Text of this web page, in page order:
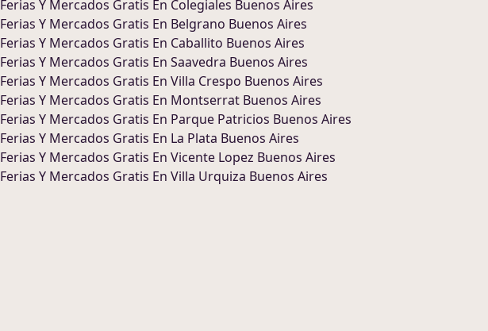
Ferias Y Mercados Gratis En Colegiales Buenos Aires
Ferias Y Mercados Gratis En Belgrano Buenos Aires
Ferias Y Mercados Gratis En Caballito Buenos Aires
Ferias Y Mercados Gratis En Saavedra Buenos Aires
Ferias Y Mercados Gratis En Villa Crespo Buenos Aires
Ferias Y Mercados Gratis En Montserrat Buenos Aires
Ferias Y Mercados Gratis En Parque Patricios Buenos Aires
Ferias Y Mercados Gratis En La Plata Buenos Aires
Ferias Y Mercados Gratis En Vicente Lopez Buenos Aires
Ferias Y Mercados Gratis En Villa Urquiza Buenos Aires